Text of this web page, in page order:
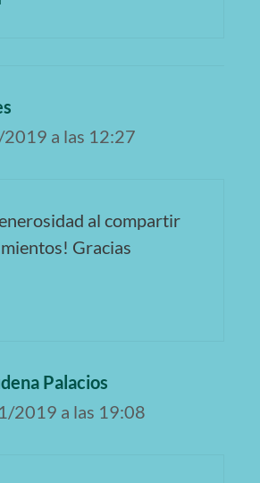
a las 12:27
al compartir
Gracias
Palacios
2019 a las 19:08